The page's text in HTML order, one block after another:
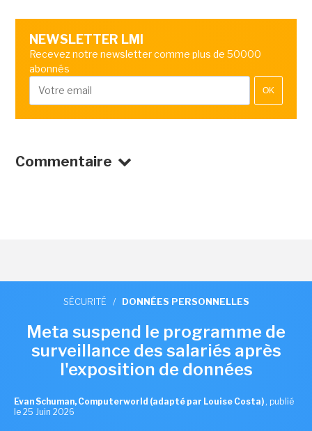
NEWSLETTER LMI
Recevez notre newsletter comme plus de 50000
abonnés
OK
Commentaire
SÉCURITÉ / DONNÉES PERSONNELLES
Meta suspend le programme de
surveillance des salariés après
l'exposition de données
Evan Schuman, Computerworld (adapté par Louise Costa) , publié
le 25 Juin 2026